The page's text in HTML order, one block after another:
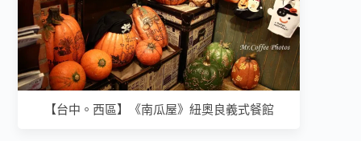
【台中。西區】《南瓜屋》紐奧良義式餐館